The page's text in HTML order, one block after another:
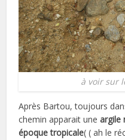
à voir sur
Après Bartou, toujours
chemin apparait uneargile
époque tropicale( ( ah le